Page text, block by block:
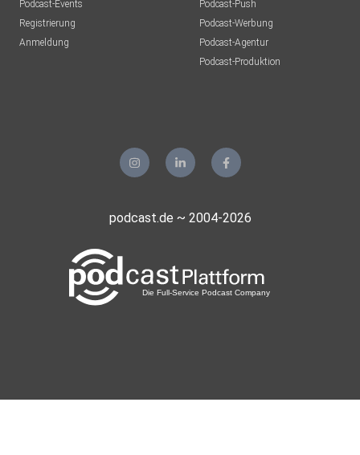
Podcast-Events
Registrierung
Anmeldung
Podcast-Push
Podcast-Werbung
Podcast-Agentur
Podcast-Produktion
podcast.de ~ 2004-2026